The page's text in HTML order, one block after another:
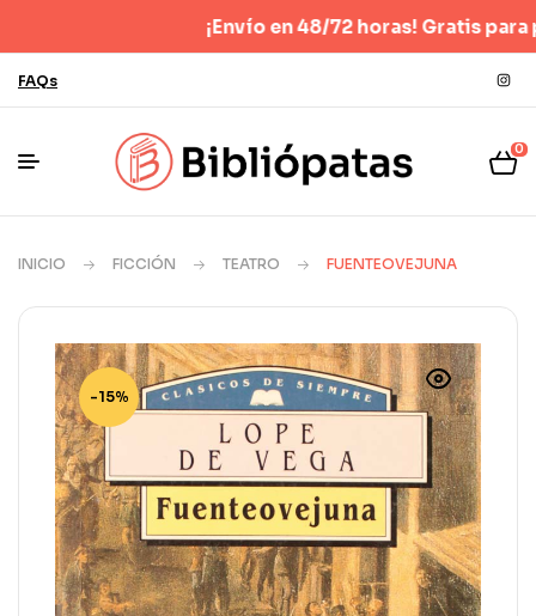
¡Envío en 48/72 horas! Gratis para
FAQs
0
INICIO FICCIÓN TEATRO FUENTEOVEJUNA
-15%